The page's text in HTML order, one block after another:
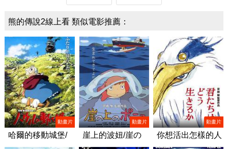
熊的傳說2線上看 類似電影推薦：
動畫片
哈爾的移動城堡/
ハウルの動く城
動畫片
崖上的波妞/崖の
上のポニョ
動畫片
你想活出怎樣的人
生/君たちはどう生